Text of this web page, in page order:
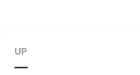
UP
—